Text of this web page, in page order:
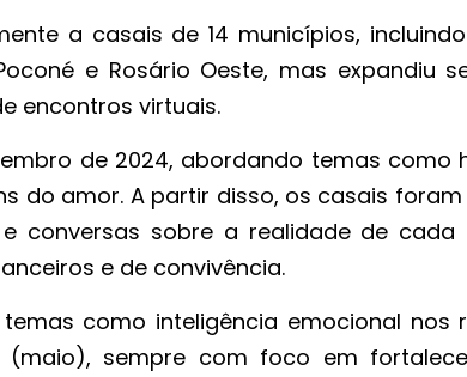
a casais de 14 municípios,
e Rosário Oeste, mas expandiu
encontros virtuais.
de 2024, abordando temas como
do amor. A partir disso, os casais
conversas sobre a realidade de cada
e de convivência.
como inteligência emocional nos
sempre com foco em